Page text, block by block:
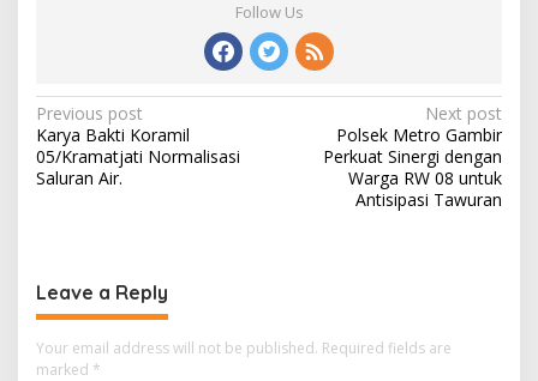
Follow Us
Post
navigation
Previous post
Karya Bakti Koramil
05/Kramatjati Normalisasi
Saluran Air.
Next post
Polsek Metro Gambir
Perkuat Sinergi dengan
Warga RW 08 untuk
Antisipasi Tawuran
Leave a Reply
Your email address will not be published. Required fields are
marked *